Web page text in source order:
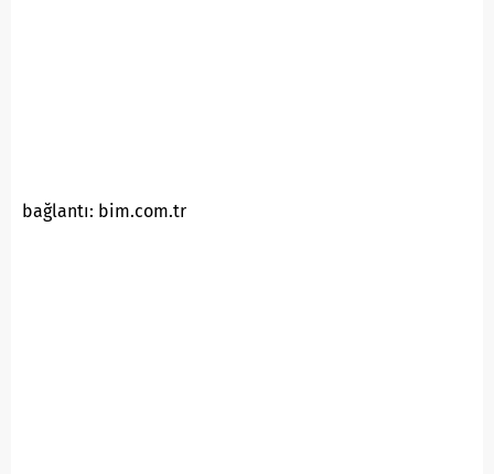
bağlantı: bim.com.tr